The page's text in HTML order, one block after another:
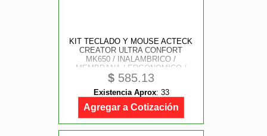
KIT TECLADO Y MOUSE ACTECK
CREATOR ULTRA CONFORT
MK650 / INALAMBRICO /
MEMBRANA / ERGONOMICO /
REPOSABRAZOS / BLANCO / AC-
$ 585.13
Existencia Aprox: 33
Agregar a Cotización